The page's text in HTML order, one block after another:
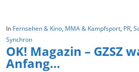
In Fernsehen & Kino, MMA & Kampfsport, PR,
Synchron
OK! Magazin – GZSZ
Anfang…